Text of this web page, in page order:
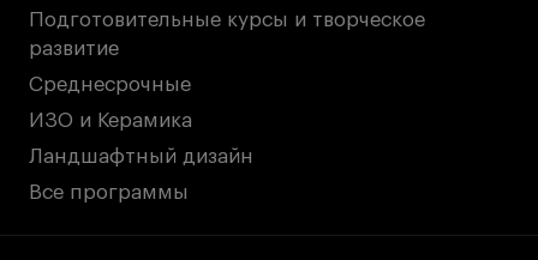
Подготовительные курсы и творческое
развитие
Среднесрочные
ИЗО и Керамика
Ландшафтный дизайн
Все программы